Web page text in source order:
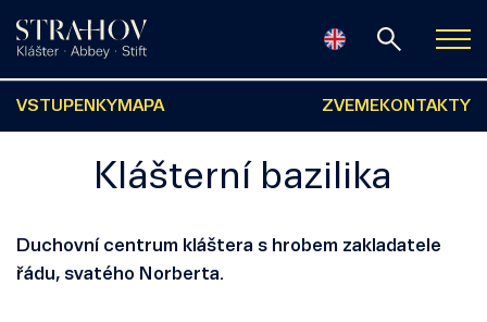
VSTUPENKY MAPA ZVEME KONTAKTY
Klášterní bazilika
Duchovní centrum kláštera s hrobem zakladatele
řádu, svatého Norberta.